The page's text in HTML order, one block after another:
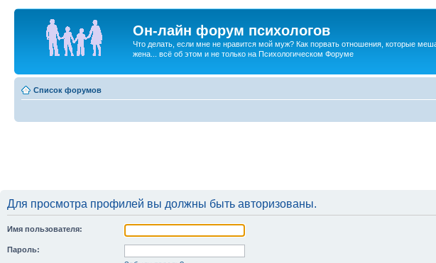
Он-лайн форум психологов
Что делать, если мне не нравится мой муж? Как порвать отношения, которые
жена... всё об этом и не только на Психологическом Форуме
Список форумов
Для просмотра профилей вы должны быть авторизованы.
Имя пользователя:
Пароль: